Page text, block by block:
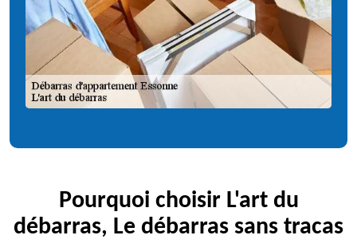
Pourquoi choisir L'art du
débarras, Le débarras sans tracas